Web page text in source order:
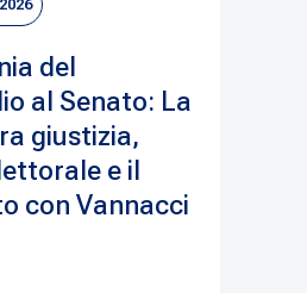
del
al Senato: La
giustizia,
e il
con Vannacci